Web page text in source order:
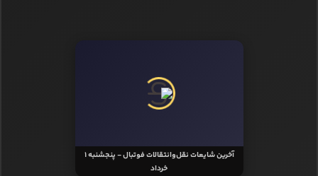
آخرین شایعات نقل‌وانتقالات فوتبال - پنجشنبه 1
خرداد